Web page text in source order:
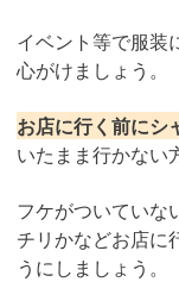
イベント等で服装
心がけましょう。
お店に行く前にシ
いたまま行かない
フケがついていな
チリかなどお店に
うにしましょう。